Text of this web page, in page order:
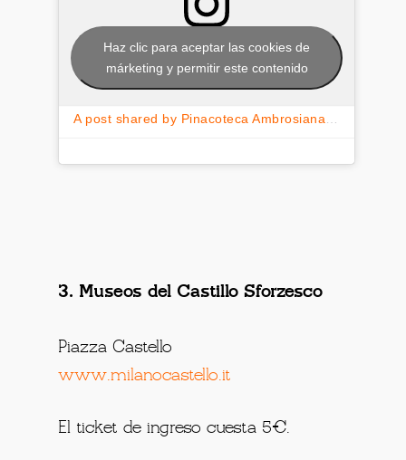
A post shared by Pinacoteca Ambrosiana (@pinacotecaambrosiana)
Haz clic para aceptar las cookies de
márketing y permitir este contenido
3. Museos del Castillo Sforzesco
Piazza Castello
www.milanocastello.it
El ticket de ingreso cuesta 5€.